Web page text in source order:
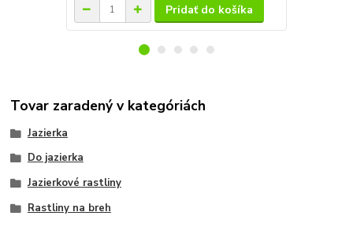
Pridať do košíka
Tovar zaradený v kategóriách
Jazierka
Do jazierka
Jazierkové rastliny
Rastliny na breh